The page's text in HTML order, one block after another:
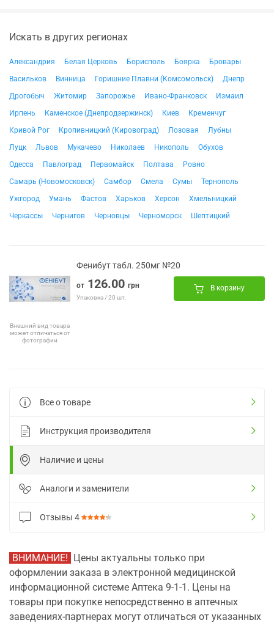
Искать в других регионах
Александрия Белая Церковь Борисполь Боярка
Бровары
Васильков
Винница Горишние Плавни (Комсомольск)
Днепр
Дрогобыч
Житомир Запорожье Ивано-Франковск
Измаил
Ирпень
Каменское (Днепродзержинск) Киев
Кременчуг
Кривой Рог
Кропивницкий (Кировоград) Лозовая
Лубны
Луцк
Львов Мукачево Николаев Никополь
Обухов
Одесса
Павлоград Первомайск Полтава
Ровно
Самарь (Новомосковск)
Самбор Смела Сумы
Тернополь
Ужгород
Умань Фастов Харьков Херсон
Хмельницкий
Черкассы
Чернигов Черновцы Черноморск Шептицкий
Внешний вид товара
может отличаться от
фотографии
Фенибут табл. 250мг №20
от 126.00 грн
Упаковка / 20 шт.
В корзину
Все о товаре
Инструкция производителя
Наличие и цены
Аналоги и заменители
Отзывы 4
ВНИМАНИЕ! Цены актуальны только при
оформлении заказа в электронной медицинской
информационной системе Аптека 9-1-1. Цены на
товары при покупке непосредственно в аптечных
заведениях-партнерах могут отличаться от указанных